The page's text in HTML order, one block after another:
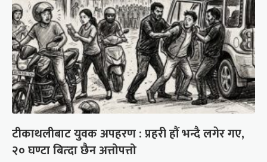
टीकाथलीबाट युवक अपहरण : प्रहरी हौं भन्दै लगेर गए,
२० घण्टा बित्दा छैन अत्तोपत्तो